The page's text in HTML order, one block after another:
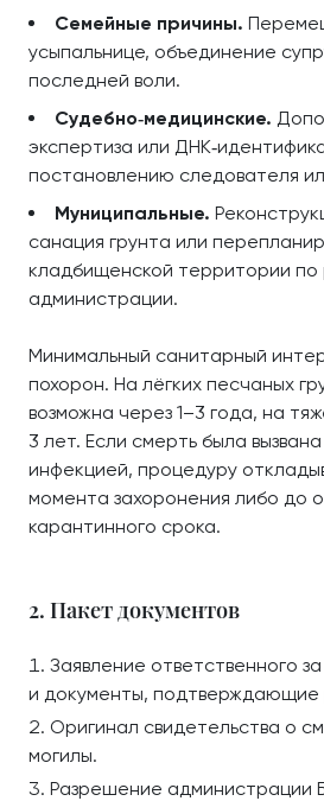
Семейные причины.
усыпальнице, объединение
последней воли.
Судебно‑медицинские.
экспертиза или
постановлению следователя
Муниципальные.
санация грунта или
кладбищенской территории
администрации.
Минимальный санитарный
похорон. На лёгких песчаных
возможна через 1–3 года, на
3 лет. Если смерть была
инфекцией, процедуру
момента захоронения либо до
карантинного срока.
2. Пакет документов
Заявление ответственного
и документы, подтверждающие
Оригинал свидетельства о
могилы.
Разрешение администрации